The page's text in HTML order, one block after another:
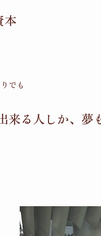
本
でも
来る人しか、夢